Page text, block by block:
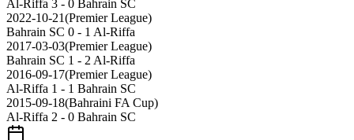
Al-Riffa 3 - 0 Bahrain SC
2022-10-21(Premier League)
Bahrain SC 0 - 1 Al-Riffa
2017-03-03(Premier League)
Bahrain SC 1 - 2 Al-Riffa
2016-09-17(Premier League)
Al-Riffa 1 - 1 Bahrain SC
2015-09-18(Bahraini FA Cup)
Al-Riffa 2 - 0 Bahrain SC